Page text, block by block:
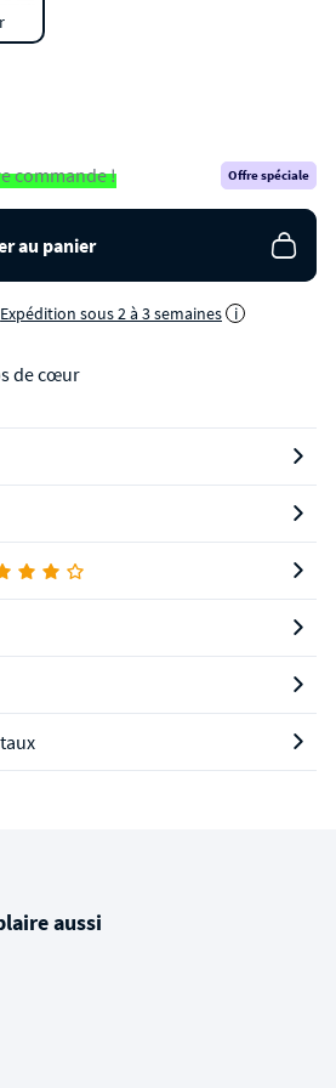
commande ! Offre spéciale
au panier
Expédition sous 2 à 3 semaines i
de cœur
aussi